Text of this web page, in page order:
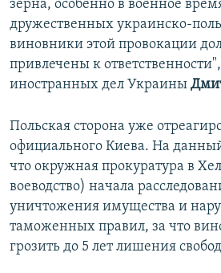
зерна, особенно в военное
дружественных украинско-
виновники этой провокации
привлечены к
иностранных дел Украины
Польская сторона уже
официального Киева. На
что окружная прокуратура в
воеводство) начала
уничтожения имущества и
таможенных правил, за что
грозить до 5 лет лишения